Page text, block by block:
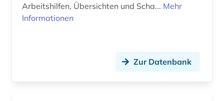
aussenwirtschaft (1)
Arbeitshilfen, Übersichten und Scha... Mehr
Informationen
Zur Datenbank